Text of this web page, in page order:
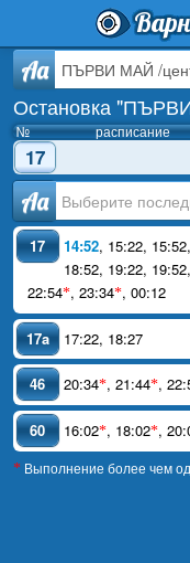
Aa
Остановка
№ расписание
17
Аа
17 14:52, 15:22, 15:52,
18:52, 19:22, 19:52,
22:54*, 23:34*, 00:12
17a 17:22, 18:27
46 20:34*, 21:44*,
60 16:02*, 18:02*,
*Выполнение более чем